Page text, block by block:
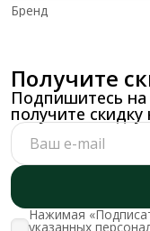
Бренд
Получите
Подпишитесь
получите
Нажимая
указанных